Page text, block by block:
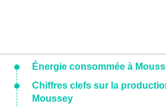
Énergie consommée à
Chiffres clefs sur la
Moussey